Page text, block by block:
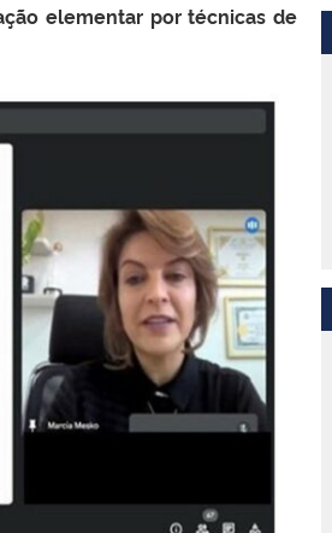
elementar por técnicas de